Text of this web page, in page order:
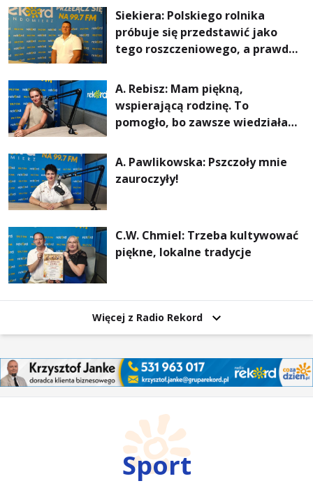
rachunki za energię, lepszy
komfort życia i... czystsze
powietrze
Siekiera: Polskiego rolnika
próbuje się przedstawić jako
tego roszczeniowego, a prawda
A. Rebisz: Mam piękną,
wspierającą rodzinę. To
pomogło, bo zawsze wiedziałam,
najważniejsza
A. Pawlikowska: Pszczoły mnie
zauroczyły!
C.W. Chmiel: Trzeba kultywować
piękne, lokalne tradycje
Więcej z Radio Rekord
Sport